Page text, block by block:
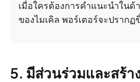
เมื่อใครต้องการคำแนะนำใน
ของไมเคิล พอร์เตอร์จะปราก
5. มีส่วนร่วมและสร้า